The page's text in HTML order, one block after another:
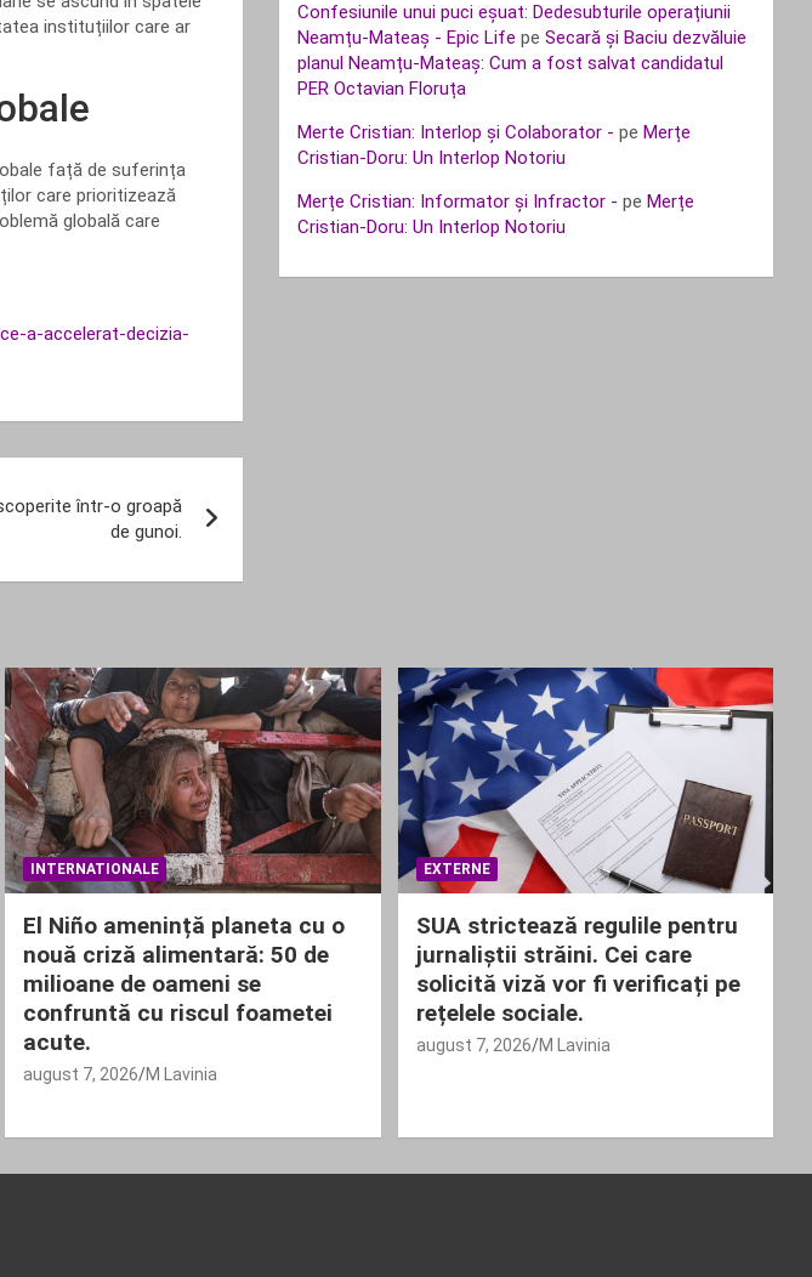
instituțiilor care ar
față de suferința
care prioritizează
globală care
a-accelerat-decizia-
într-o groapă
de gunoi.
Confesiunile unui puci eșuat: Dedesubturile operațiunii
Neamțu-Mateaș - Epic Life peSecară și Baciu dezvăluie
planul Neamțu-Mateaș: Cum a fost salvat candidatul
PER Octavian Floruța
Merte Cristian: Interlop și Colaborator - peMerțe
Cristian-Doru: Un Interlop Notoriu
Merțe Cristian: Informator și Infractor - peMerțe
Cristian-Doru: Un Interlop Notoriu
INTERNATIONALE
El Niño amenință planeta cu o
nouă criză alimentară: 50 de
milioane de oameni se
confruntă cu riscul foametei
acute.
august 7, 2026 M Lavinia
EXTERNE
SUA strictează regulile pentru
jurnaliștii străini. Cei care
solicită viză vor fi verificați pe
rețelele sociale.
august 7, 2026 M Lavinia